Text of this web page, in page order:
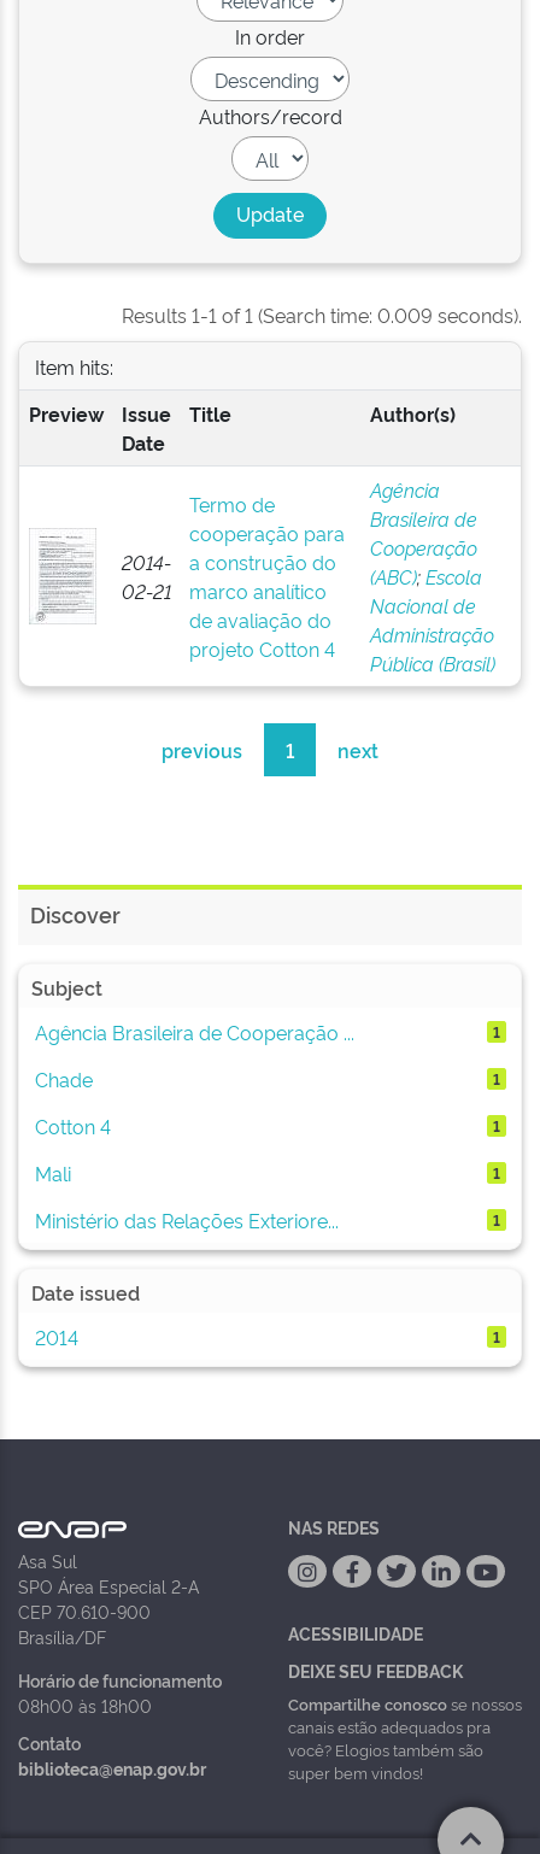
In order
Authors/record
Results 1-1 of 1 (Search time: 0.009 seconds).
Item hits:
Preview
Issue
Date
Title Author(s)
2014-
02-21
Termo de
cooperação para
a construção do
marco analítico
de avaliação do
projeto Cotton 4
Agência
Brasileira de
Cooperação
(ABC);Escola
Nacional de
Administração
Pública (Brasil)
previous 1 next
Discover
Subject
Agência Brasileira de Cooperação ...
1
Chade 1
Cotton 4 1
Mali 1
Ministério das Relações Exteriore... 1
Date issued
2014
1
Asa Sul
SPO Área Especial 2-A
CEP 70.610-900
Brasília/DF
Horário de funcionamento
08h00 às 18h00
Contato
biblioteca@enap.gov.br
NAS REDES
ACESSIBILIDADE
DEIXE SEU FEEDBACK
Compartilhe conoscose nossos
canais estão adequados pra
você? Elogios também são
super bem vindos!